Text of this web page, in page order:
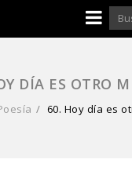
DÍA ES OTRO
/ 60. Hoy día es